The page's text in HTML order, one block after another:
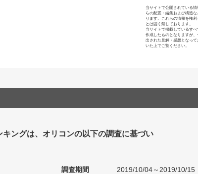
当サイトで公開されている
らの配置・編集および構造
ります。これらの情報を権
とは固く禁じております。
当サイトで掲載しているす
作成したものとなりますが
出された見解・感想となっ
いた上でご覧ください。
ングは、オリコンの以下の調査に基づい
調査期間
2019/10/04～2019/10/15